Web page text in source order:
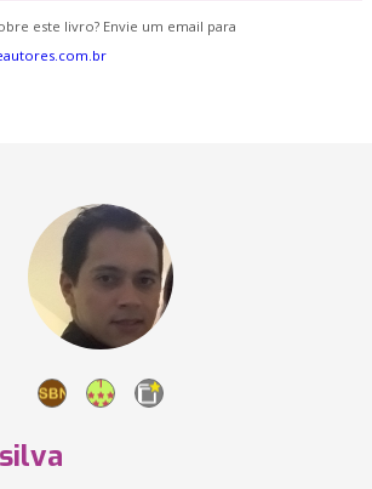
este livro? Envie um email para